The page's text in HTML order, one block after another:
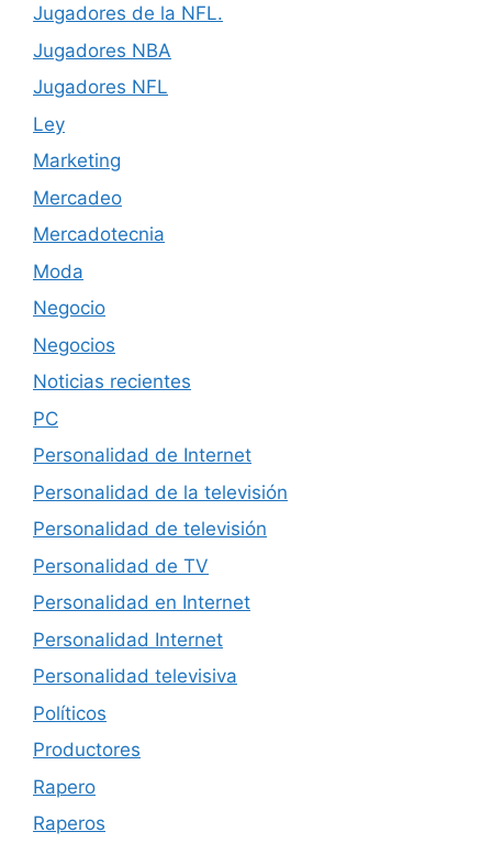
Jugadores de la NFL.
Jugadores NBA
Jugadores NFL
Ley
Marketing
Mercadeo
Mercadotecnia
Moda
Negocio
Negocios
Noticias recientes
PC
Personalidad de Internet
Personalidad de la televisión
Personalidad de televisión
Personalidad de TV
Personalidad en Internet
Personalidad Internet
Personalidad televisiva
Políticos
Productores
Rapero
Raperos